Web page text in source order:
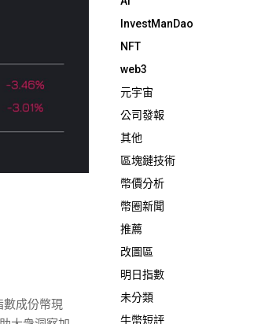
數成份幣現
InvestManDao
NFT
web3
元宇宙
公司發報
其他
區塊鏈技術
幣價分析
幣圈新聞
推薦
改圖區
明日指數
未分類
牛幣短評